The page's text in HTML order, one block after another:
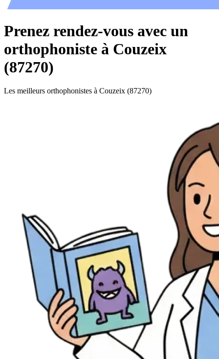
Prenez rendez-vous avec un
orthophoniste à Couzeix
(87270)
Les meilleurs orthophonistes à Couzeix (87270)